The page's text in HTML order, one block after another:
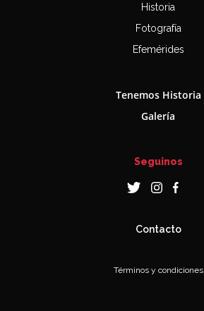
Historia
Fotografía
Efemérides
Tenemos Historia
Galería
Seguinos
Contacto
Términos y condiciones